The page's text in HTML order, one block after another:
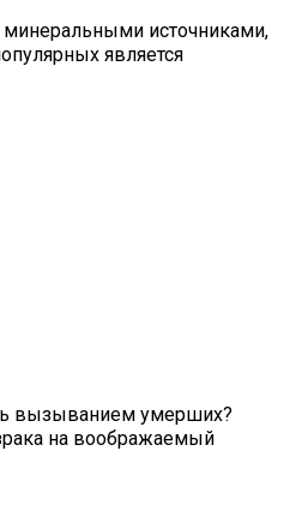
источниками,
является
вызыванием умерших?
на воображаемый